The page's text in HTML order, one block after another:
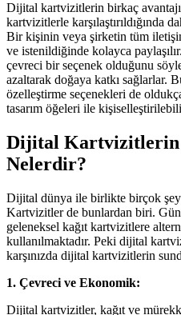
Dijital kartvizitlerin birkaç
kartvizitlerle karşılaştırıldığında
Bir kişinin veya şirketin tüm
ve istenildiğinde kolayca
çevreci bir seçenek olduğunu
azaltarak doğaya katkı sağlarlar.
özelleştirme seçenekleri de
tasarım öğeleri ile
Dijital Kartvizitlerin
Nelerdir?
Dijital dünya ile birlikte birçok şey
Kartvizitler de bunlardan biri.
geleneksel kağıt kartvizitlere
kullanılmaktadır. Peki dijital
karşınızda dijital kartvizitlerin
1. Çevreci ve Ekonomik:
Dijital kartvizitler, kağıt ve